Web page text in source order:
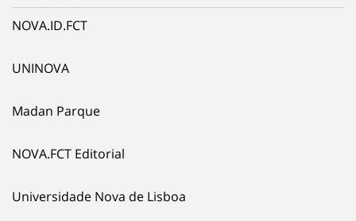
NOVA.ID.FCT
UNINOVA
Madan Parque
NOVA.FCT Editorial
Universidade Nova de Lisboa